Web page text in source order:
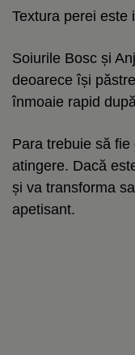
Textura perei este
Soiurile Bosc și
deoarece își
înmoaie rapid
Para trebuie să
atingere. Dacă
și va transforma
apetisant.